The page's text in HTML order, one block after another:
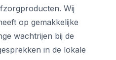
Wij
op gemakkelijke
wachtrijen bij de
in de lokale